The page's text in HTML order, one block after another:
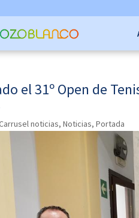
el 31º Open de
noticias,Noticias,Portada